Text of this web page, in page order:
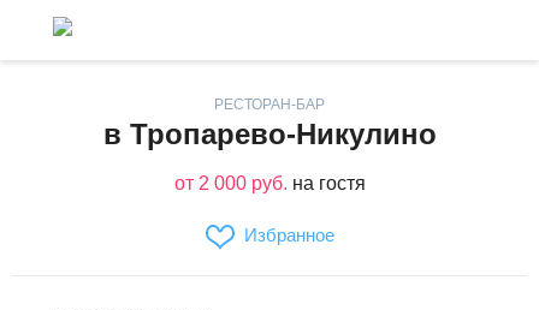
РЕСТОРАН-БАР
в Тропарево-Никулино
от 2 000 руб. на гостя
Избранное